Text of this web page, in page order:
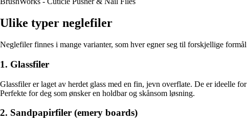
Ulike typer neglefiler
Neglefiler finnes i mange varianter, som hver egner seg til forskjellige
1. Glassfiler
Glassfiler er laget av herdet glass med en fin, jevn overflate. De er ideelle
Perfekte for deg som ønsker en holdbar og skånsom løsning.
2. Sandpapirfiler (emery boards)